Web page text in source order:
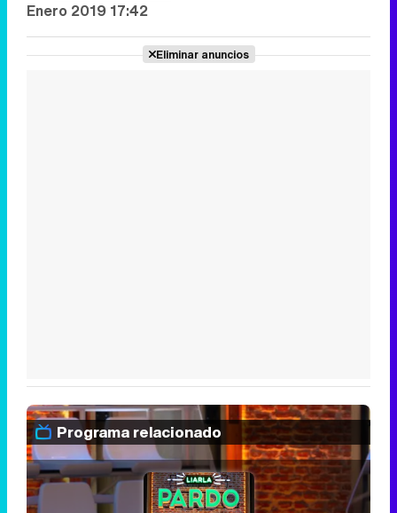
Enero 2019 17:42
Eliminar anuncios
Programa relacionado